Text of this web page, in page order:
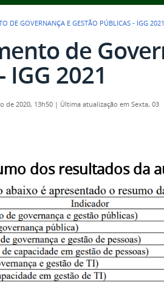
DE GOVERNANÇA E GESTÃO PÚBLICAS - IGG 2021
de
IGG 2021
de 2020, 13h50 | Última atualização em Sexta, 03
resultados da